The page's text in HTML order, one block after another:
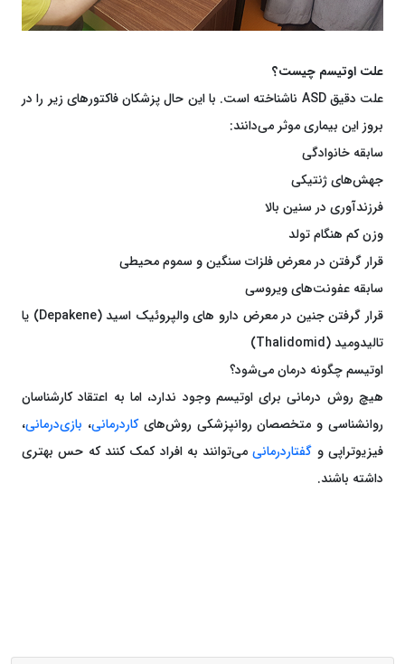
علت اوتیسم چیست؟
علت دقیق ASD نا‌شناخته است. با این حال پزشکان فاکتورهای زیر را در
بروز این بیماری موثر می‌دانند:
سابقه خانوادگی
جهش‌های ژنتیکی
فرزندآوری در سنین بالا
وزن کم هنگام تولد
قرار گرفتن در معرض فلزات سنگین و سموم محیطی
سابقه عفونت‌های ویروسی
قرار گرفتن جنین در معرض دارو های والپروئیک اسید (Depakene) یا
تالیدومید (Thalidomid)
اوتیسم چگونه درمان می‌شود؟
هیچ روش درمانی برای اوتیسم وجود ندارد، اما به اعتقاد کارشناسان
روانشناسی و متخصصان روانپزشکی روش‌هایکاردرمانی، بازی‌درمانی،
فیزیوتراپی و گفتاردرمانیمی‌توانند به افراد کمک کنند که حس بهتری
داشته باشند.